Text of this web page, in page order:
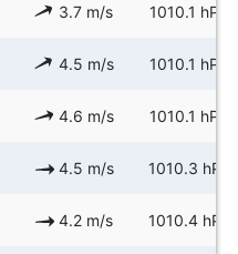
3.7 m/s 1010.1 hPa
4.5 m/s 1010.1 hPa
4.6 m/s 1010.1 hPa
4.5 m/s 1010.3 hPa
4.2 m/s 1010.4 hPa